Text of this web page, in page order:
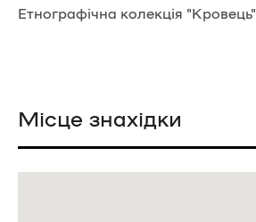
Етнографічна колекція "Кровець"
Місце знахідки